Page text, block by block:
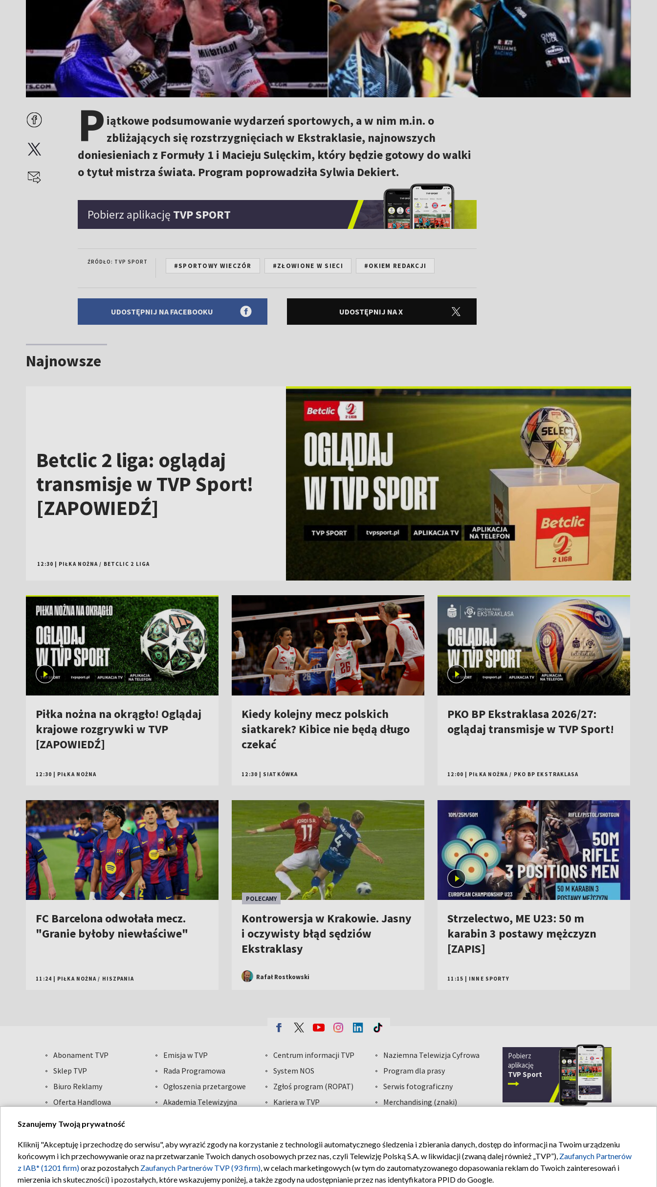
P iątkowe podsumowanie wydarzeń sportowych, a w nim m.in. o
zbliżających się rozstrzygnięciach w Ekstraklasie, najnowszych
doniesieniach z Formuły 1 i Macieju Sulęckim, który będzie gotowy do walki
o tytuł mistrza świata. Program poprowadziła Sylwia Dekiert.
Pobierz aplikację TVP SPORT
ŹRÓDŁO: TVP SPORT #SPORTOWY WIECZÓR #ZŁOWIONE W SIECI #OKIEM REDAKCJI
UDOSTĘPNIJ NA FACEBOOKU UDOSTĘPNIJ NA X
Najnowsze
Betclic 2 liga: oglądaj
transmisje w TVP Sport!
[ZAPOWIEDŹ]
12:30 PIŁKA NOŻNA / BETCLIC 2 LIGA
Piłka nożna na okrągło! Oglądaj
krajowe rozgrywki w TVP
[ZAPOWIEDŹ]
12:30 | PIŁKA NOŻNA
Kiedy kolejny mecz polskich
siatkarek? Kibice nie będą długo
czekać
12:30 | SIATKÓWKA
PKO BP Ekstraklasa 2026/27:
oglądaj transmisje w TVP Sport!
12:00 | PIŁKA NOŻNA / PKO BP EKSTRAKLASA
FC Barcelona odwołała mecz.
"Granie byłoby niewłaściwe"
11:24 | PIŁKA NOŻNA / HISZPANIA
POLECAMY
Kontrowersja w Krakowie. Jasny
i oczywisty błąd sędziów
Ekstraklasy
Rafał Rostkowski
Strzelectwo, ME U23: 50 m
karabin 3 postawy mężczyzn
[ZAPIS]
11:15 | INNE SPORTY
Abonament TVP
Sklep TVP
Biuro Reklamy
Oferta Handlowa
Emisja w TVP
Rada Programowa
Ogłoszenia przetargowe
Akademia Telewizyjna
Centrum informacji TVP
System NOS
Zgłoś program (ROPAT)
Kariera w TVP
Naziemna Telewizja Cyfrowa
Program dla prasy
Serwis fotograficzny
Merchandising (znaki)
Pobierz
aplikację
TVP Sport
Regulamin TVP Polityka prywatności Moje zgody Biuro reklamy Kontakt
Szanujemy Twoją prywatność
Kliknij "Akceptuję i przechodzę do serwisu", aby wyrazić zgody na korzystanie z technologii automatycznego śledzenia i zbierania danych, dostęp do informacji na Twoim urządzeniu
końcowym i ich przechowywanie oraz na przetwarzanie Twoich danych osobowych przez nas, czyli Telewizję Polską S.A. w likwidacji (zwaną dalej również „TVP”), Zaufanych Partnerów
z IAB* (1201 firm)oraz pozostałych Zaufanych Partnerów TVP (93 firm), w celach marketingowych (w tym do zautomatyzowanego dopasowania reklam do Twoich zainteresowań i
mierzenia ich skuteczności) i pozostałych, które wskazujemy poniżej, a także zgody na udostępnianie przez nas identyfikatora PPID do Google.